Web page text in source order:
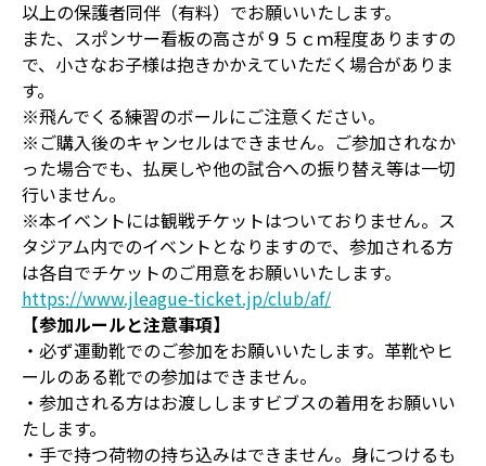
以上の保護者同伴（有料）でお願いいたします。
また、スポンサー看板の高さが９５ｃｍ程度ありますの
で、小さなお子様は抱きかかえていただく場合がありま
す。
※飛んでくる練習のボールにご注意ください。
※ご購入後のキャンセルはできません。ご参加されなか
った場合でも、払戻しや他の試合への振り替え等は一切
行いません。
※本イベントには観戦チケットはついておりません。ス
タジアム内でのイベントとなりますので、参加される方
は各自でチケットのご用意をお願いいたします。
https://www.jleague-ticket.jp/club/af/
【参加ルールと注意事項】
・必ず運動靴でのご参加をお願いいたします。革靴やヒ
ールのある靴での参加はできません。
・参加される方はお渡ししますビブスの着用をお願いい
たします。
・手で持つ荷物の持ち込みはできません。身につけるも